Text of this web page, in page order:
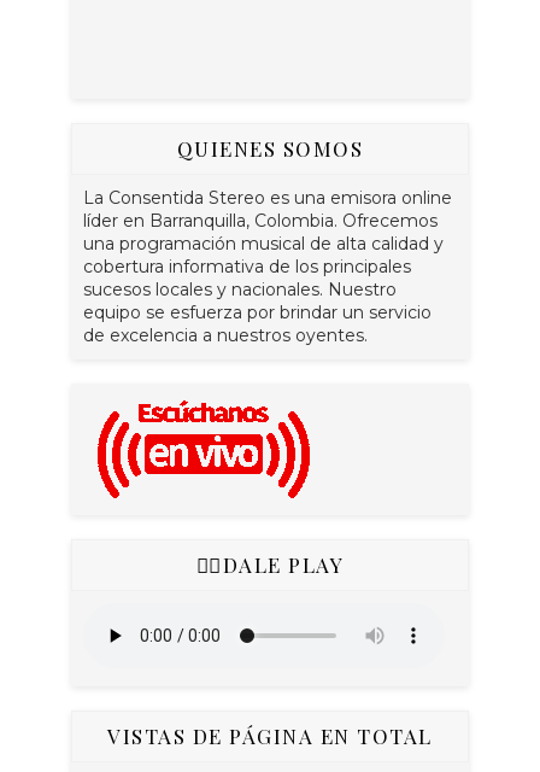
QUIENES SOMOS
La Consentida Stereo es una emisora online
líder en Barranquilla, Colombia. Ofrecemos
una programación musical de alta calidad y
cobertura informativa de los principales
sucesos locales y nacionales. Nuestro
equipo se esfuerza por brindar un servicio
de excelencia a nuestros oyentes.
👇🏻DALE PLAY
VISTAS DE PÁGINA EN TOTAL